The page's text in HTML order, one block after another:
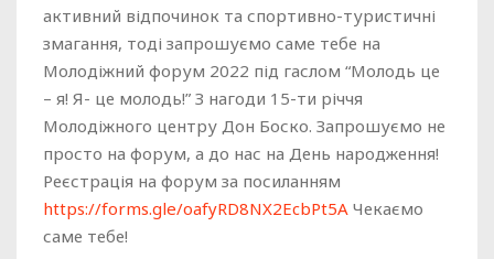
активний відпочинок та спортивно-туристичні
змагання, тоді запрошуємо саме тебе на
Молодіжний форум 2022 під гаслом “Молодь це
– я! Я- це молодь!” З нагоди 15-ти річчя
Молодіжного центру Дон Боско. Запрошуємо не
просто на форум, а до нас на День народження!
Реєстрація на форум за посиланням
https://forms.gle/oafyRD8NX2EcbPt5A Чекаємо
саме тебе!